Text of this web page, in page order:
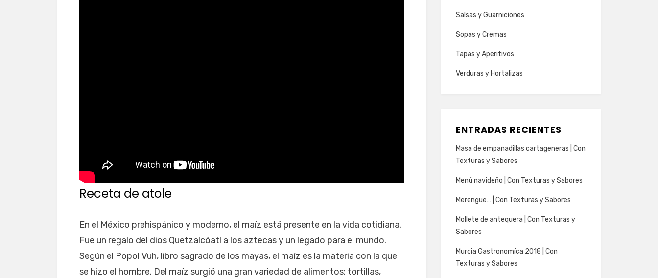
Receta de atole
En el México prehispánico y moderno, el maíz está presente en la vida cotidiana.
Fue un regalo del dios Quetzalcóatl a los aztecas y un legado para el mundo.
Según el Popol Vuh, libro sagrado de los mayas, el maíz es la materia con la que
se hizo el hombre. Del maíz surgió una gran variedad de alimentos: tortillas,
Salsas y Guarniciones
Sopas y Cremas
Tapas y Aperitivos
Verduras y Hortalizas
ENTRADAS RECIENTES
Masa de empanadillas cartageneras | Con
Texturas y Sabores
Menú navideño | Con Texturas y Sabores
Merengue… | Con Texturas y Sabores
Mollete de antequera | Con Texturas y
Sabores
Murcia Gastronomíca 2018 | Con
Texturas y Sabores